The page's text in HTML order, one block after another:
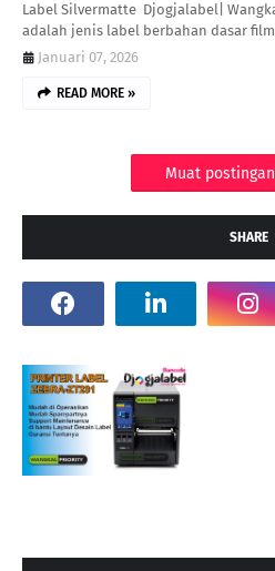
Label Silvermatte Djogjalabel|
adalah jenis label berbahan dasar
Januari 07, 2026
READ MORE »
Muat
SHARE